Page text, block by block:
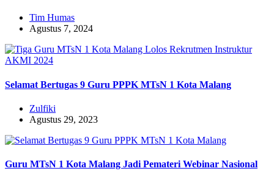
Tim Humas
Agustus 7, 2024
Selamat Bertugas 9 Guru PPPK MTsN 1 Kota Malang
Zulfiki
Agustus 29, 2023
Guru MTsN 1 Kota Malang Jadi Pemateri Webinar Nasional